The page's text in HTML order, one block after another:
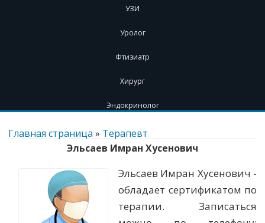
УЗИ
Уролог
Фтизиатр
Хирург
Эндокринолог
Перейти
содержимому
Главная страница » Терапевт
Эльсаев Имран Хусенович
Эльсаев Имран Хусенович -
обладает сертификатом по
терапии. Записаться